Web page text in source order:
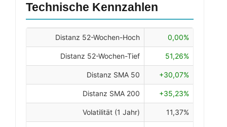
Technische Kennzahlen
Distanz 52-Wochen-Hoch 0,00%
Distanz 52-Wochen-Tief 51,26%
Distanz SMA 50 +30,07%
Distanz SMA 200 +35,23%
Volatilität (1 Jahr) 11,37%